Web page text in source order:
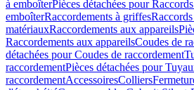
à emboîterPièces détachées pour
emboîterRaccordements à griffes
matériauxRaccordements aux appareils
Raccordements aux appareilsCoudes de
détachées pour Coudes de raccordement
raccordementPièces détachées pour
raccordementAccessoiresColliers